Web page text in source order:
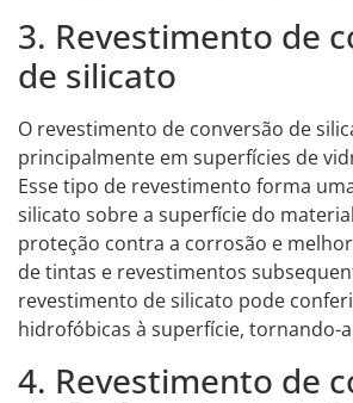
3. Revestimento de
de silicato
O revestimento de conversão de
principalmente em superfícies de
Esse tipo de revestimento forma
silicato sobre a superfície do
proteção contra a corrosão e
de tintas e revestimentos
revestimento de silicato pode
hidrofóbicas à superfície, tornando-
4. Revestimento de